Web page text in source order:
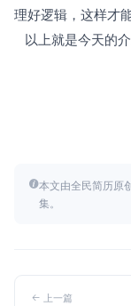
理好逻辑，这样才
以上就是今天
本文由全民简历原
集。
上一篇